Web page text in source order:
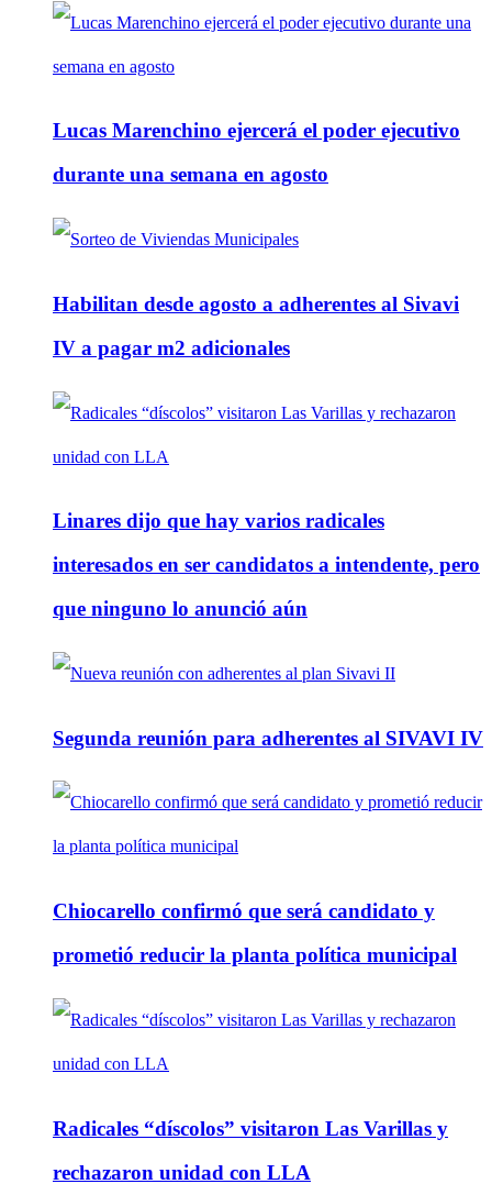
Lucas Marenchino ejercerá el poder ejecutivo
durante una semana en agosto
Habilitan desde agosto a adherentes al Sivavi
IV a pagar m2 adicionales
Linares dijo que hay varios radicales
interesados en ser candidatos a intendente, pero
que ninguno lo anunció aún
Segunda reunión para adherentes al SIVAVI IV
Chiocarello confirmó que será candidato y
prometió reducir la planta política municipal
Radicales “díscolos” visitaron Las Varillas y
rechazaron unidad con LLA